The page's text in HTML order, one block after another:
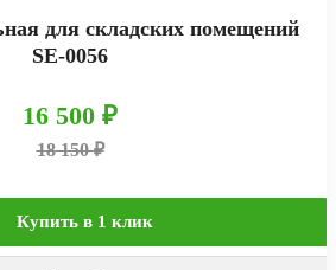
для складских помещений
SE-0056
16 500 ₽
18 150 ₽
Купить в 1 клик